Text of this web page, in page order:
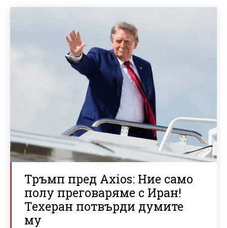
Тръмп пред Axios: Ние само
полу преговаряме с Иран!
Техеран потвърди думите
му